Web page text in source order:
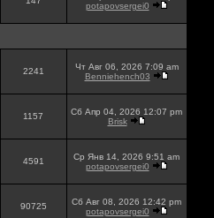
potapovsergei0
2241
Чт Авг 06, 2026 7:09 am
Benniehench03
1157
Сб Апр 04, 2026 12:07 pm
Brisk
4591
Ср Янв 14, 2026 9:51 am
potapovsergei0
90725
Сб Авг 08, 2026 12:42 pm
potapovsergei0